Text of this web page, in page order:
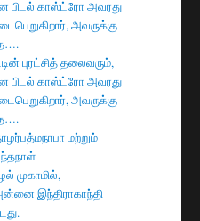
பிடல் காஸ்ட்ரோ அவரது
அவருக்கு
புரட்சித் தலைவரும்,
பிடல் காஸ்ட்ரோ அவரது
அவருக்கு
மற்றும்
முகாமில்,
இந்திராகாந்தி